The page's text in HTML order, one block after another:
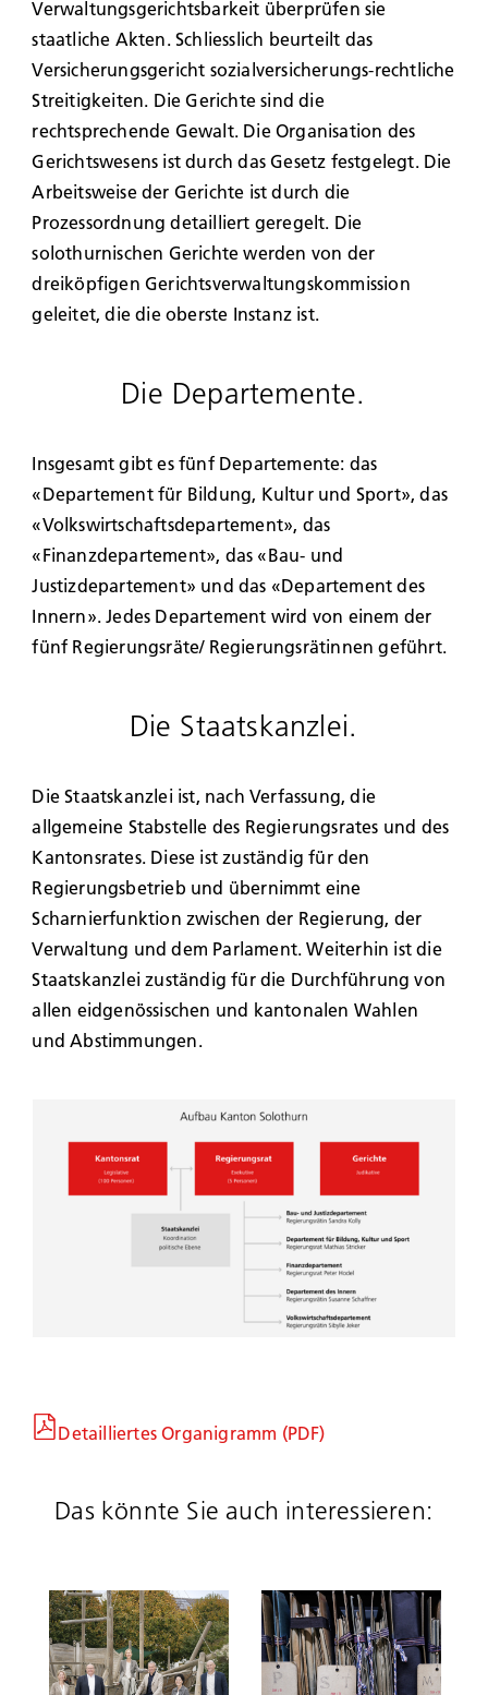
Verwaltungsgerichtsbarkeit überprüfen sie
staatliche Akten. Schliesslich beurteilt das
Versicherungsgericht sozialversicherungs-rechtliche
Streitigkeiten. Die Gerichte sind die
rechtsprechende Gewalt. Die Organisation des
Gerichtswesens ist durch das Gesetz festgelegt. Die
Arbeitsweise der Gerichte ist durch die
Prozessordnung detailliert geregelt. Die
solothurnischen Gerichte werden von der
dreiköpfigen Gerichtsverwaltungskommission
geleitet, die die oberste Instanz ist.
Die Departemente.
Insgesamt gibt es fünf Departemente: das
«Departement für Bildung, Kultur und Sport», das
«Volkswirtschaftsdepartement», das
«Finanzdepartement», das «Bau- und
Justizdepartement» und das «Departement des
Innern». Jedes Departement wird von einem der
fünf Regierungsräte/ Regierungsrätinnen geführt.
Die Staatskanzlei.
Die Staatskanzlei ist, nach Verfassung, die
allgemeine Stabstelle des Regierungsrates und des
Kantonsrates. Diese ist zuständig für den
Regierungsbetrieb und übernimmt eine
Scharnierfunktion zwischen der Regierung, der
Verwaltung und dem Parlament. Weiterhin ist die
Staatskanzlei zuständig für die Durchführung von
allen eidgenössischen und kantonalen Wahlen
und Abstimmungen.
Detailliertes Organigramm (PDF)
Das könnte Sie auch interessieren: